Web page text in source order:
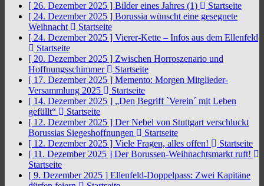
[ 26. Dezember 2025 ] Bilder eines Jahres (1)
Startseite
[ 24. Dezember 2025 ] Borussia wünscht eine gesegnete
Weihnacht
Startseite
[ 24. Dezember 2025 ] Vierer-Kette – Infos aus dem Ellenfeld
Startseite
[ 20. Dezember 2025 ] Zwischen Horroszenario und
Hoffnungsschimmer
Startseite
[ 17. Dezember 2025 ] Memento: Morgen Mitglieder-
Versammlung 2025
Startseite
[ 14. Dezember 2025 ] „Den Begriff `Verein´ mit Leben
gefüllt“
Startseite
[ 12. Dezember 2025 ] Der Nebel von Stuttgart verschluckt
Borussias Siegeshoffnungen
Startseite
[ 12. Dezember 2025 ] Viele Fragen, alles offen!
Startseite
[ 11. Dezember 2025 ] Der Borussen-Weihnachtsmarkt ruft!
Startseite
[ 9. Dezember 2025 ] Ellenfeld-Doppelpass: Zwei Kapitäne